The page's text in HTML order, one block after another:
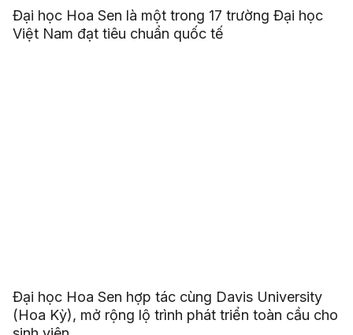
Đại học Hoa Sen là một trong 17 trường Đại học
Việt Nam đạt tiêu chuẩn quốc tế
Đại học Hoa Sen hợp tác cùng Davis University
(Hoa Kỳ), mở rộng lộ trình phát triển toàn cầu cho